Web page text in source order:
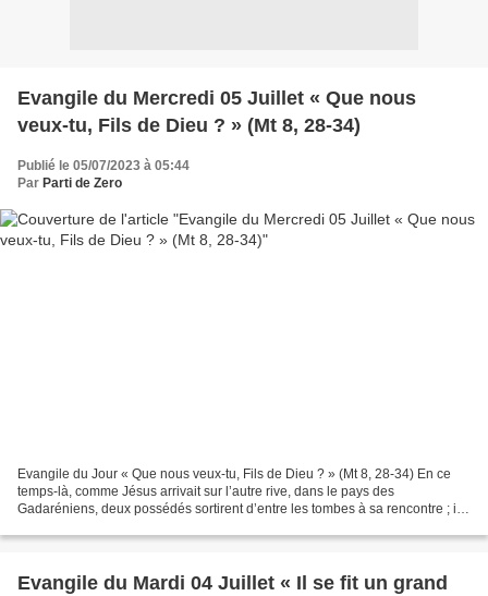
Evangile du Mercredi 05 Juillet « Que nous
veux-tu, Fils de Dieu ? » (Mt 8, 28-34)
Publié le 05/07/2023 à 05:44
Par Parti de Zero
Evangile du Jour « Que nous veux-tu, Fils de Dieu ? » (Mt 8, 28-34) En ce
temps-là, comme Jésus arrivait sur l’autre rive, dans le pays des
Gadaréniens, deux possédés sortirent d’entre les tombes à sa rencontre ; ils
Evangile du Mardi 04 Juillet « Il se fit un grand